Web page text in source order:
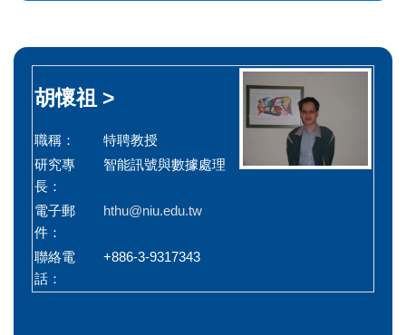
胡懷祖 >
職稱：
特聘教授
研究專
長：
智能訊號與數據處理
電子郵
件：
hthu@niu.edu.tw
聯絡電
話：
+886-3-9317343